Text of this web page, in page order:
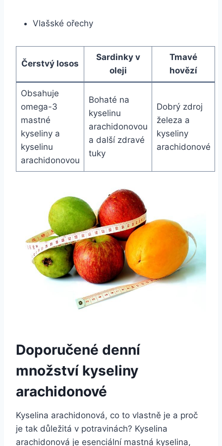
Vlašské ořechy
Čerstvý losos
Sardinky v
oleji
Tmavé
hovězí
Obsahuje
omega-3
mastné
kyseliny a
kyselinu
arachidonovou
Bohaté na
kyselinu
arachidonovou
a další zdravé
tuky
Dobrý zdroj
železa a
kyseliny
arachidonové
Doporučené denní
množství kyseliny
arachidonové
Kyselina arachidonová, co to vlastně je a proč
je tak důležitá v potravinách? Kyselina
arachidonová je esenciální mastná kyselina,